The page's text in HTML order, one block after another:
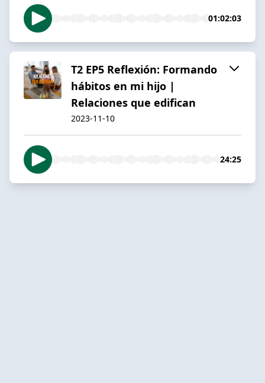
01:02:03
T2 EP5 Reflexión: Formando
hábitos en mi hijo |
Relaciones que edifican
2023-11-10
24:25